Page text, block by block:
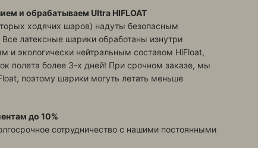
и обрабатываем Ultra HIFLOAT
ходячих шаров) надуты безопасным
латексные шарики обработаны изнутри
и экологически нейтральным составом HiFloat,
полета более 3-х дней! При срочном заказе, мы
поэтому шарики могуть летать меньше
до 10%
сотрудничество с нашими постоянными